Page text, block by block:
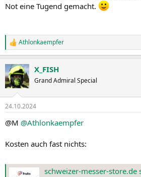
Not eine Tugend gemacht.
R
e
k
t
i
e
:
Athlonkaempfer
X_FISH
Grand Admiral Special
24.10.2024
@M @Athlonkaempfer
Kosten auch fast nichts:
schweizer-messer-store.de